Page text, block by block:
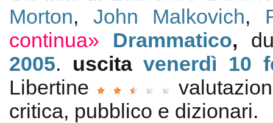
Morton, John Malkovich,
continua»
Drammatico,
2005. uscitavenerdì 10
Libertine
critica, pubblico e dizionari.